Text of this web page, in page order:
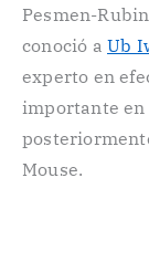
Pesmen-
conoció a Ub
experto en
importante en
Mouse.